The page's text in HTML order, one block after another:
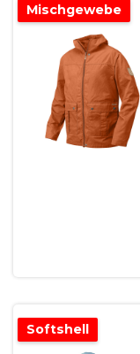
Mischgewebe
Softshell